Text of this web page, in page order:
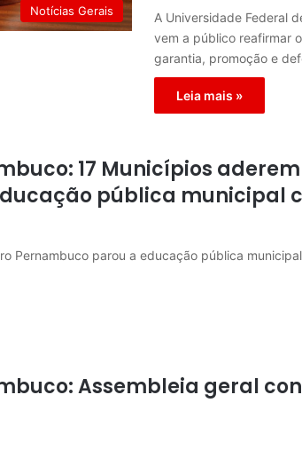
Notícias Gerais
A Universidade Federal
vem a público reafirmar
garantia, promoção e
Leia mais »
17 Municípios
pública municipal
Pernambuco parou a educação pública
Assembleia geral